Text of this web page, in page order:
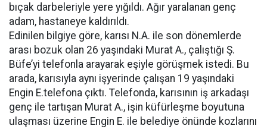
bıçak darbeleriyle yere yığıldı. Ağır yaralanan genç
adam, hastaneye kaldırıldı.
Edinilen bilgiye göre, karısı N.A. ile son dönemlerde
arası bozuk olan 26 yaşındaki Murat A., çalıştığı Ş.
Büfe’yi telefonla arayarak eşiyle görüşmek istedi. Bu
arada, karısıyla aynı işyerinde çalışan 19 yaşındaki
Engin E.telefona çıktı. Telefonda, karısının iş arkadaşı
genç ile tartışan Murat A., işin küfürleşme boyutuna
ulaşması üzerine Engin E. ile belediye önünde kozlarını